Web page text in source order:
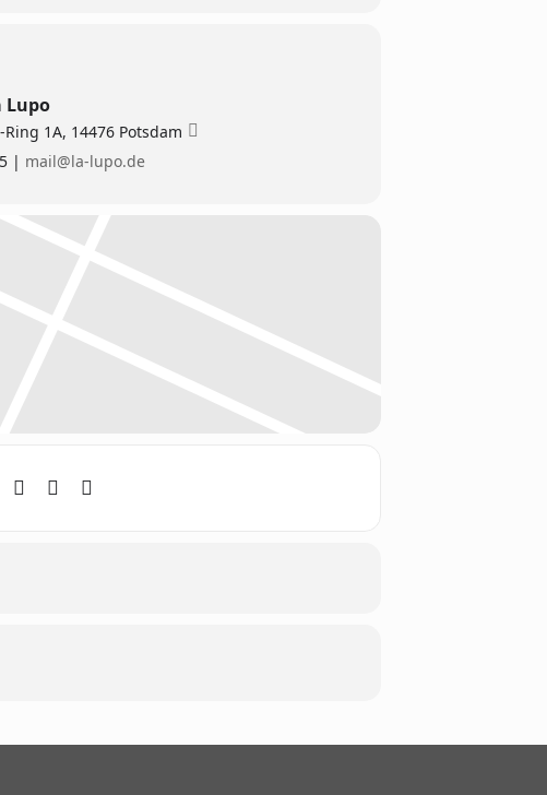
Lupo
1A, 14476 Potsdam
| mail@la-lupo.de